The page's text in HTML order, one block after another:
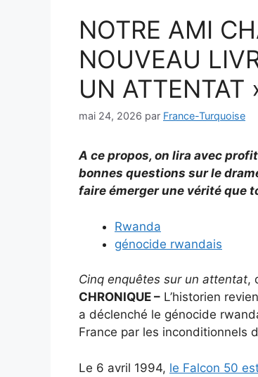
NOTRE AMI
NOUVEAU
UN ATTENTAT
mai 24, 2026 par France-Turquoise
A ce propos, on lira avec
bonnes questions sur le
faire émerger une vérité que
Rwanda
génocide rwandais
Cinq enquêtes sur un attentat,
CHRONIQUE – L’historien
a déclenché le génocide
France par les inconditionnels
Le 6 avril 1994, le Falcon 50